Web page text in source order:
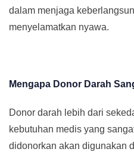
dalam menjaga
menyelamatkan nyawa.
Mengapa Donor Darah
Donor darah lebih dari
kebutuhan medis yang
didonorkan akan digunakan